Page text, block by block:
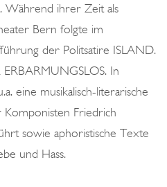
Während ihrer Zeit als
Bern folgte im
der Politsatire ISLAND.
In
eine musikalisch-literarische
Friedrich
sowie aphoristische Texte
und Hass.